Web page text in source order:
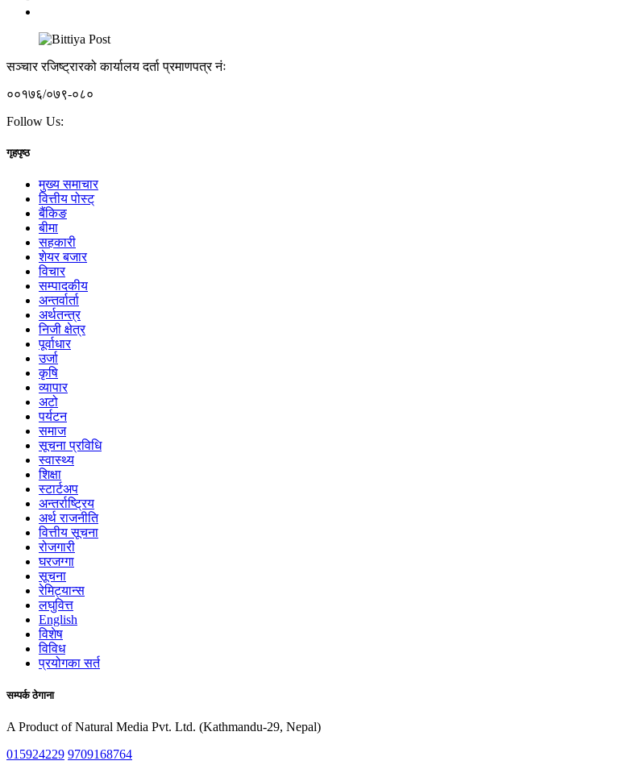
सञ्चार रजिष्ट्रारको कार्यालय दर्ता प्रमाणपत्र नंः
००१७६/०७९-०८०
Follow Us:
गृहपृष्ठ
मुख्य समाचार
वित्तीय पोस्ट्
बैंकिङ
बीमा
सहकारी
शेयर बजार
विचार
सम्पादकीय
अन्तर्वार्ता
अर्थतन्त्र
निजी क्षेत्र
पूर्वाधार
उर्जा
कृषि
व्यापार
अटो
पर्यटन
समाज
सूचना प्रविधि
स्वास्थ्य
शिक्षा
स्टार्टअप
अन्तर्राष्ट्रिय
अर्थ राजनीति
वित्तीय सूचना
रोजगारी
घरजग्गा
सूचना
रेमिट्यान्स
लघुवित्त
English
विशेष
विविध
प्रयोगका सर्त
सम्पर्क ठेगाना
A Product of Natural Media Pvt. Ltd. (Kathmandu-29, Nepal)
015924229 9709168764